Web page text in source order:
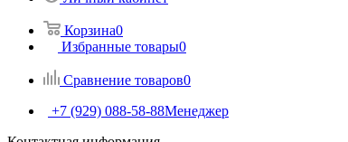
Корзина0
Избранные товары0
Сравнение товаров0
+7 (929) 088-58-88Менеджер